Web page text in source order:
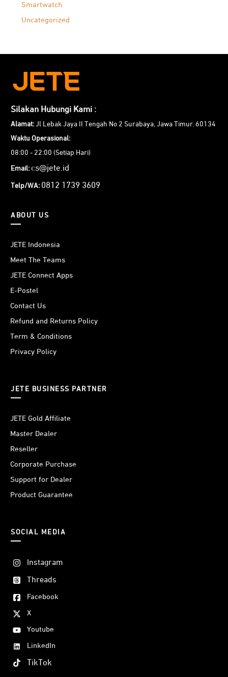
Smartwatch
Uncategorized
Silakan Hubungi Kami :
Alamat: Jl Lebak Jaya II Tengah No 2 Surabaya, Jawa Timur. 60134
Waktu Operasional:
08:00 - 22:00 (Setiap Hari)
Email: cs@jete.id
Telp/WA: 0812 1739 3609
ABOUT US
JETE Indonesia
Meet The Teams
JETE Connect Apps
E-Postel
Contact Us
Refund and Returns Policy
Term & Conditions
Privacy Policy
JETE BUSINESS PARTNER
JETE Gold Affiliate
Master Dealer
Reseller
Corporate Purchase
Support for Dealer
Product Guarantee
SOCIAL MEDIA
Instagram
Threads
Facebook
X
Youtube
LinkedIn
TikTok